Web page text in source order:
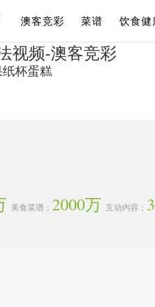
视频-澳客竞彩
澳客竞彩 菜谱 饮食健
杯蛋糕
美食菜谱； 2000万 互动内容；